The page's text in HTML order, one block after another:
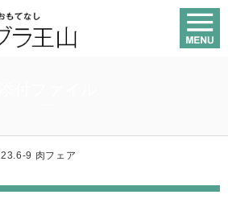
23.6-9 肉フェア